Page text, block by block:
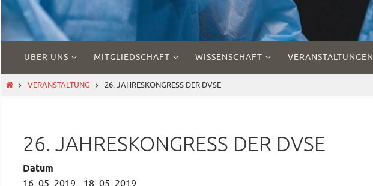
ÜBER UNS MITGLIEDSCHAFT WISSENSCHAFT VERANSTALTUNGEN
STARTVERANSTALTUNG 26. JAHRESKONGRESS DER DVSE
26. JAHRESKONGRESS DER DVSE
Datum
16. 05. 2019 - 18. 05. 2019